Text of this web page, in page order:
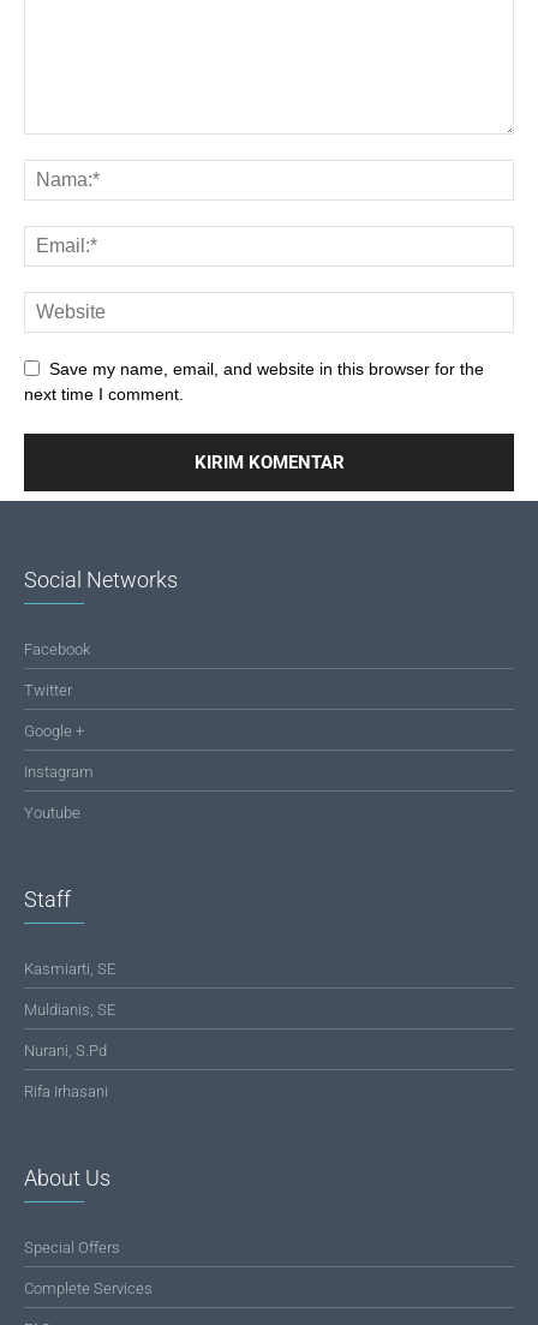
Save my name, email, and website in this browser for the
next time I comment.
Social Networks
Facebook
Twitter
Google +
Instagram
Youtube
Staff
Kasmiarti, SE
Muldianis, SE
Nurani, S.Pd
Rifa Irhasani
About Us
Special Offers
Complete Services